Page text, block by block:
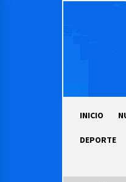
INICIO
DEPORTE